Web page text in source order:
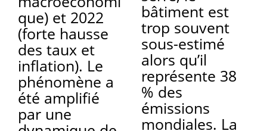
que) et 2022
(forte hausse
des taux et
inflation). Le
phénomène a
été amplifié
par une
bâtiment est
trop souvent
sous-estimé
alors qu’il
représente 38
% des
émissions
mondiales. La